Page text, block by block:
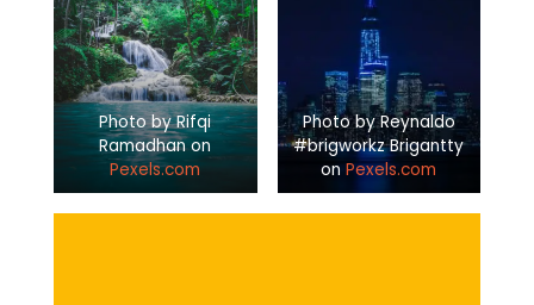
Photo by Rifqi
Ramadhan on
Pexels.com
Photo by Reynaldo
#brigworkz Brigantty
onPexels.com